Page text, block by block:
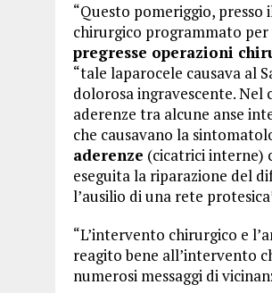
“Questo pomeriggio,
chirurgico programmato
pregresse operazioni
“tale laparocele causava al
dolorosa ingravescente.
aderenze tra alcune anse
che causavano la
aderenze (cicatrici interne)
eseguita la riparazione del
l’ausilio di una rete
“L’intervento chirurgico e
reagito bene all’intervento
numerosi messaggi di